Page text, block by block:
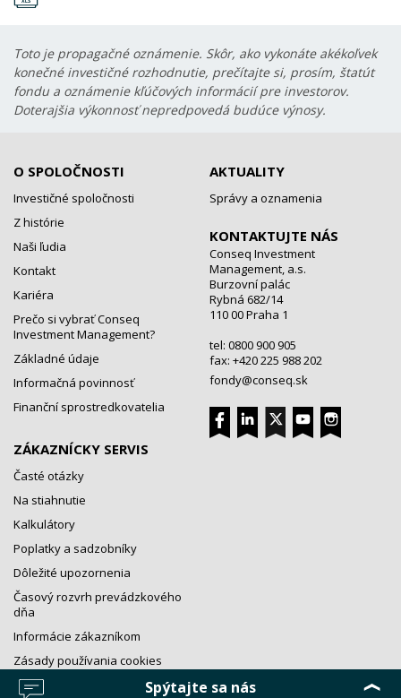
Spýtajte sa nás
Toto je propagačné oznámenie. Skôr, ako vykonáte akékoľvek
konečné investičné rozhodnutie, prečítajte si, prosím, štatút
fondu a oznámenie kľúčových informácií pre investorov.
Doterajšia výkonnosť nepredpovedá budúce výnosy.
O SPOLOČNOSTI
Investičné spoločnosti
Z histórie
Naši ľudia
Kontakt
Kariéra
Prečo si vybrať Conseq
Investment Management?
Základné údaje
Informačná povinnosť
Finanční sprostredkovatelia
ZÁKAZNÍCKY SERVIS
Časté otázky
Na stiahnutie
Kalkulátory
Poplatky a sadzobníky
Dôležité upozornenia
Časový rozvrh prevádzkového
dňa
Informácie zákazníkom
Zásady používania cookies
AKTUALITY
Správy a oznamenia
KONTAKTUJTE NÁS
Conseq Investment
Management, a.s.
Burzovní palác
Rybná 682/14
110 00 Praha 1
tel: 0800 900 905
fax: +420 225 988 202
fondy@conseq.sk